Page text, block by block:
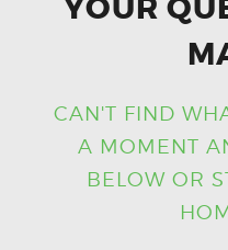
YOUR
CAN'T FIND
A MOMENT
BELOW OR